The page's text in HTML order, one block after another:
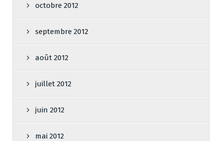
octobre 2012
septembre 2012
août 2012
juillet 2012
juin 2012
mai 2012